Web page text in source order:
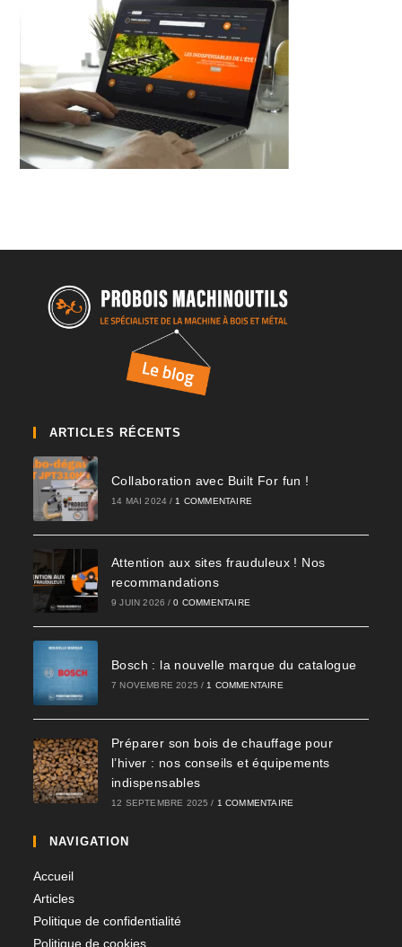
ARTICLES RÉCENTS
Collaboration avec Built For fun !
14 MAI 2024 / 1 COMMENTAIRE
Attention aux sites frauduleux ! Nos
recommandations
9 JUIN 2026 / 0 COMMENTAIRE
Bosch : la nouvelle marque du catalogue
7 NOVEMBRE 2025 / 1 COMMENTAIRE
Préparer son bois de chauffage pour
l’hiver : nos conseils et équipements
indispensables​
12 SEPTEMBRE 2025 / 1 COMMENTAIRE
NAVIGATION
Accueil
Articles
Politique de confidentialité
Politique de cookies